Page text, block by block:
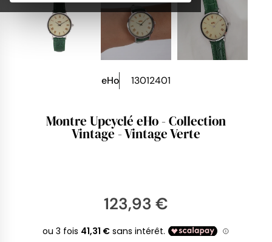
eHo 13012401
Montre Upcyclé eHo - Collection
Vintage - Vintage Verte
123,93 €